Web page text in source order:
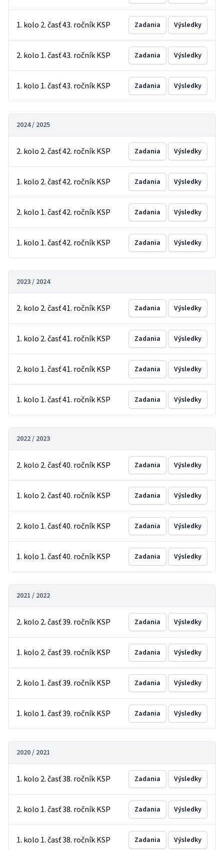
1. kolo 2. časť 43. ročník KSP Zadania Výsledky
2. kolo 1. časť 43. ročník KSP Zadania Výsledky
1. kolo 1. časť 43. ročník KSP Zadania Výsledky
2024 / 2025
2. kolo 2. časť 42. ročník KSP Zadania Výsledky
1. kolo 2. časť 42. ročník KSP Zadania Výsledky
2. kolo 1. časť 42. ročník KSP Zadania Výsledky
1. kolo 1. časť 42. ročník KSP Zadania Výsledky
2023 / 2024
2. kolo 2. časť 41. ročník KSP Zadania Výsledky
1. kolo 2. časť 41. ročník KSP Zadania Výsledky
2. kolo 1. časť 41. ročník KSP Zadania Výsledky
1. kolo 1. časť 41. ročník KSP Zadania Výsledky
2022 / 2023
2. kolo 2. časť 40. ročník KSP Zadania Výsledky
1. kolo 2. časť 40. ročník KSP Zadania Výsledky
2. kolo 1. časť 40. ročník KSP Zadania Výsledky
1. kolo 1. časť 40. ročník KSP Zadania Výsledky
2021 / 2022
2. kolo 2. časť 39. ročník KSP Zadania Výsledky
1. kolo 2. časť 39. ročník KSP Zadania Výsledky
2. kolo 1. časť 39. ročník KSP Zadania Výsledky
1. kolo 1. časť 39. ročník KSP Zadania Výsledky
2020 / 2021
1. kolo 2. časť 38. ročník KSP Zadania Výsledky
2. kolo 1. časť 38. ročník KSP Zadania Výsledky
1. kolo 1. časť 38. ročník KSP Zadania Výsledky